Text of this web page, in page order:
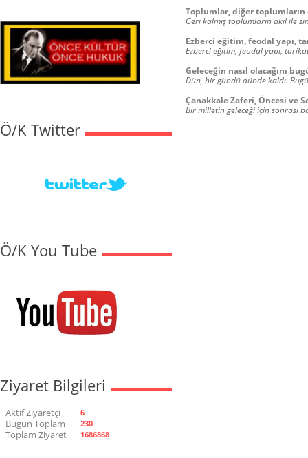
Ö/K Twitter
Ö/K You Tube
Ziyaret Bilgileri
Aktif Ziyaretçi 6
Bugün Toplam 230
Toplam Ziyaret 1686868
Toplumlar, diğer toplumların
Geri kalmış toplumların akıl ile
Ezberci eğitim, feodal yapı,
Ezberci eğitim, feodal yapı,
Geleceğin nasıl olacağını
Dün, bir gündü dünde kaldı.
Çanakkale Zaferi, Öncesi ve
Bir milletin geleceği için sonrası